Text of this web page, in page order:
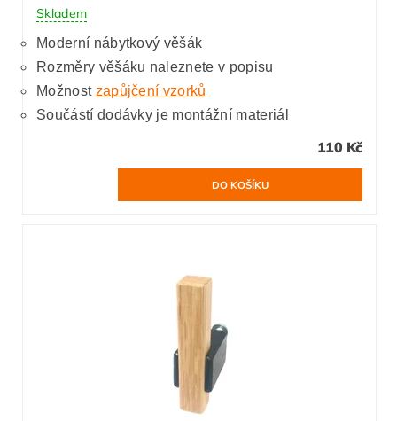
Skladem
Moderní nábytkový věšák
Rozměry věšáku naleznete v popisu
Možnost zapůjčení vzorků
Součástí dodávky je montážní materiál
110 Kč